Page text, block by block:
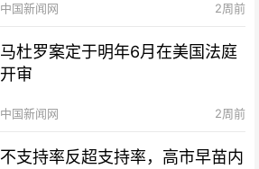
中国新闻网 2周前
马杜罗案定于明年6月在美国法庭
开审
中国新闻网 2周前
不支持率反超支持率，高市早苗内